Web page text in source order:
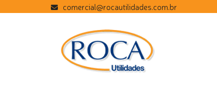
comercial@rocautilidades.com.br